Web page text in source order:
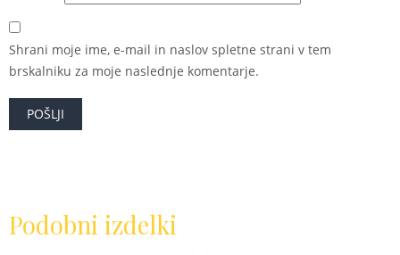
Shrani moje ime, e-mail in naslov spletne strani v tem
brskalniku za moje naslednje komentarje.
Podobni izdelki